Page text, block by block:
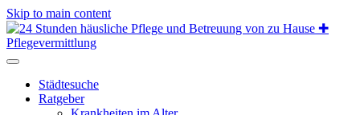
Skip to main content
Städtesuche
Ratgeber